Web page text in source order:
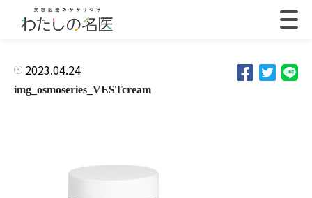
2023.04.24
img_osmoseries_VESTcream